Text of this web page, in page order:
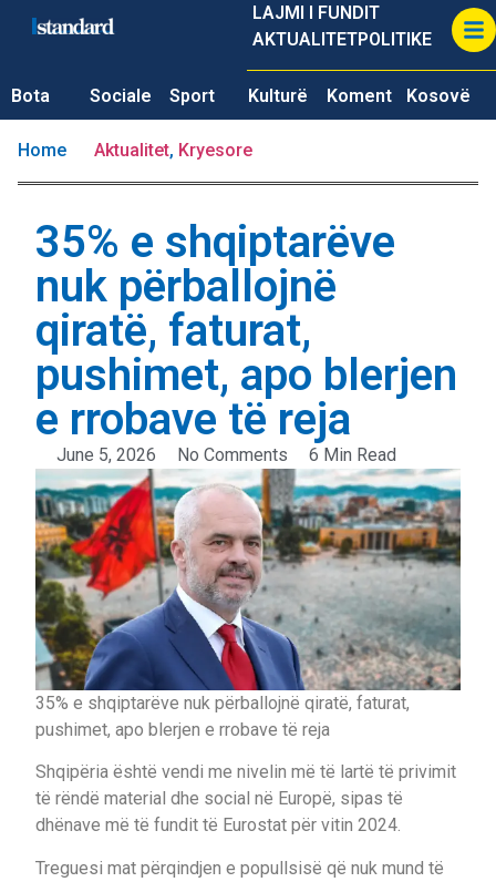
LAJMI I FUNDIT
AKTUALITETPOLITIKE
Bota Sociale Sport Kulturë Koment Kosovë
Home Aktualitet, Kryesore
35% e shqiptarëve
nuk përballojnë
qiratë, faturat,
pushimet, apo blerjen
e rrobave të reja
June 5, 2026 No Comments 6 Min Read
35% e shqiptarëve nuk përballojnë qiratë, faturat,
pushimet, apo blerjen e rrobave të reja
Shqipëria është vendi me nivelin më të lartë të privimit
të rëndë material dhe social në Europë, sipas të
dhënave më të fundit të Eurostat për vitin 2024.
Treguesi mat përqindjen e popullsisë që nuk mund të